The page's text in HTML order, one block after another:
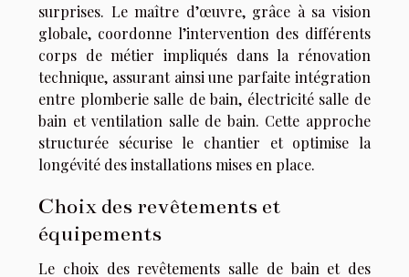
surprises. Le maître d’œuvre, grâce à sa vision
globale, coordonne l’intervention des différents
corps de métier impliqués dans la rénovation
technique, assurant ainsi une parfaite intégration
entre plomberie salle de bain, électricité salle de
bain et ventilation salle de bain. Cette approche
structurée sécurise le chantier et optimise la
longévité des installations mises en place.
Choix des revêtements et
équipements
Le choix des revêtements salle de bain et des